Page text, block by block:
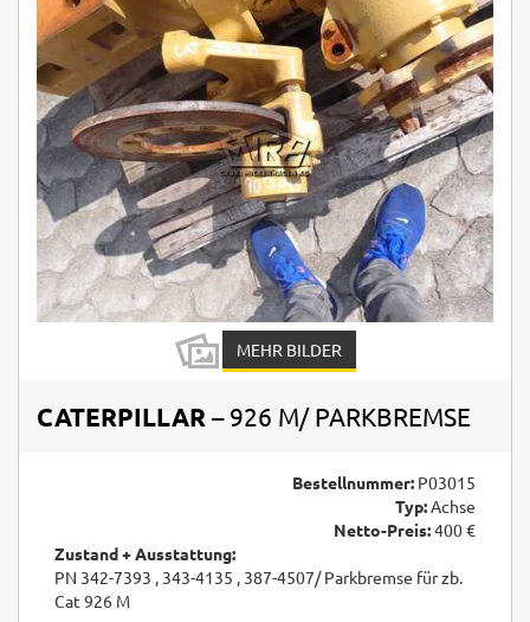
MEHR BILDER
CATERPILLAR – 926 M/ PARKBREMSE
Bestellnummer: P03015
Typ:Achse
Netto-Preis:400 €
Zustand + Ausstattung:
PN 342-7393 , 343-4135 , 387-4507/ Parkbremse für zb.
Cat 926 M